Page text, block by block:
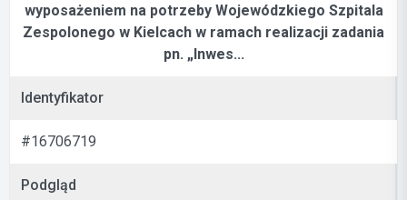
wyposażeniem na potrzeby Wojewódzkiego Szpitala
Zespolonego w Kielcach w ramach realizacji zadania
pn. „Inwes...
Identyfikator
#16706719
Podgląd